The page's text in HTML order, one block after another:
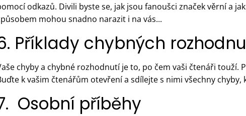
odkazů. Divili byste se, jak jsou fanoušci značek věrní a
mohou snadno narazit i na vás...
Příklady chybných
chyby a chybné rozhodnutí je to, po čem vaši čtenáři touží.
k vašim čtenářům otevření a sdílejte s nimi všechny chyby,
Osobní příběhy